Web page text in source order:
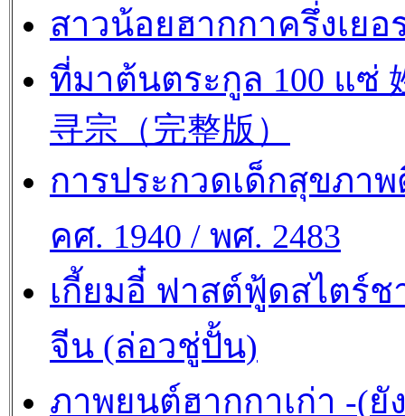
สาวน้อยฮากกาครึ่งเยอ
ที่มาต้นตระกูล 100 แซ่
寻宗（完整版）
การประกวดเด็กสุขภา
คศ. 1940 / พศ. 2483
เกี้ยมอี๋ ฟาสต์ฟู้ดสไตร์ช
จีน (ล่อวชู่ปั้น)
ภาพยนต์ฮากกาเก่า -(ยั